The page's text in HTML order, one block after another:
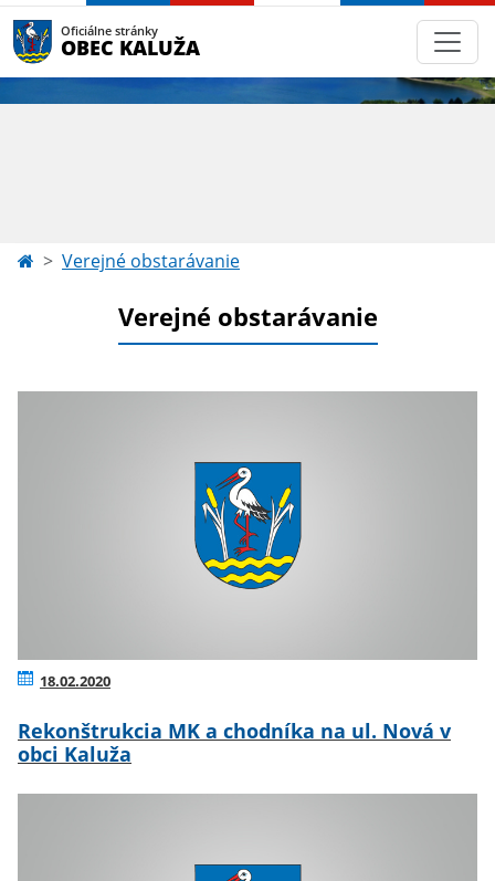
Oficiálne stránky
OBEC KALUŽA
Verejné obstarávanie
Verejné obstarávanie
18.02.2020
Rekonštrukcia MK a chodníka na ul. Nová v
obci Kaluža